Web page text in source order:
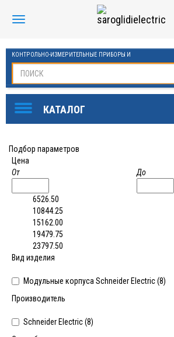
КОНТРОЛЬНО-ИЗМЕРИТЕЛЬНЫЕ ПРИБОРЫ И
Подбор параметров
Цена
От
До
6526.50
10844.25
15162.00
19479.75
23797.50
Вид изделия
Модульные корпуса Schneider Electric (8)
Производитель
Schneider Electric (8)